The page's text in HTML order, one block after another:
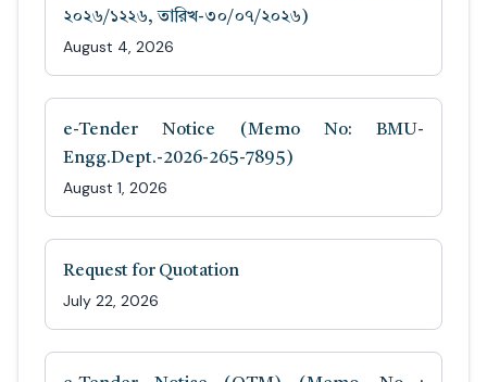
২০২৬/১২২৬, তারিখ-৩০/০৭/২০২৬)
August 4, 2026
e-Tender Notice (Memo No: BMU-
Engg.Dept.-2026-265-7895)
August 1, 2026
Request for Quotation
July 22, 2026